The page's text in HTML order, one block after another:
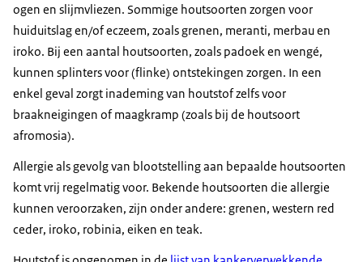
ogen en slijmvliezen. Sommige houtsoorten zorgen voor
huiduitslag en/of eczeem, zoals grenen, meranti, merbau en
iroko. Bij een aantal houtsoorten, zoals padoek en wengé,
kunnen splinters voor (flinke) ontstekingen zorgen. In een
enkel geval zorgt inademing van houtstof zelfs voor
braakneigingen of maagkramp (zoals bij de houtsoort
afromosia).
Allergie als gevolg van blootstelling aan bepaalde houtsoorten
komt vrij regelmatig voor. Bekende houtsoorten die allergie
kunnen veroorzaken, zijn onder andere: grenen, western red
ceder, iroko, robinia, eiken en teak.